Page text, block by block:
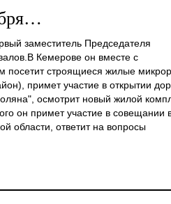
заместитель Председателя
Кемерове он вместе с
посетит строящиеся жилые
примет участие в открытии
осмотрит новый жилой
он примет участие в совещании
области, ответит на вопросы